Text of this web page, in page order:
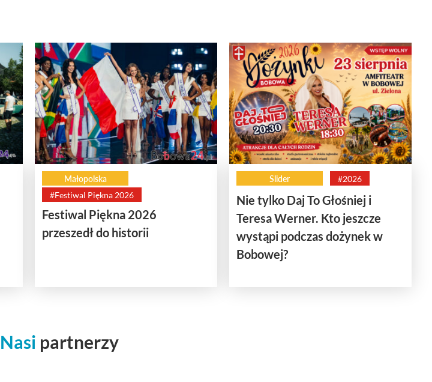
Małopolska
#Festiwal Piękna 2026
Festiwal Piękna 2026
przeszedł do historii
Slider #2026
Nie tylko Daj To Głośniej i
Teresa Werner. Kto jeszcze
wystąpi podczas dożynek w
Bobowej?
Nasi partnerzy